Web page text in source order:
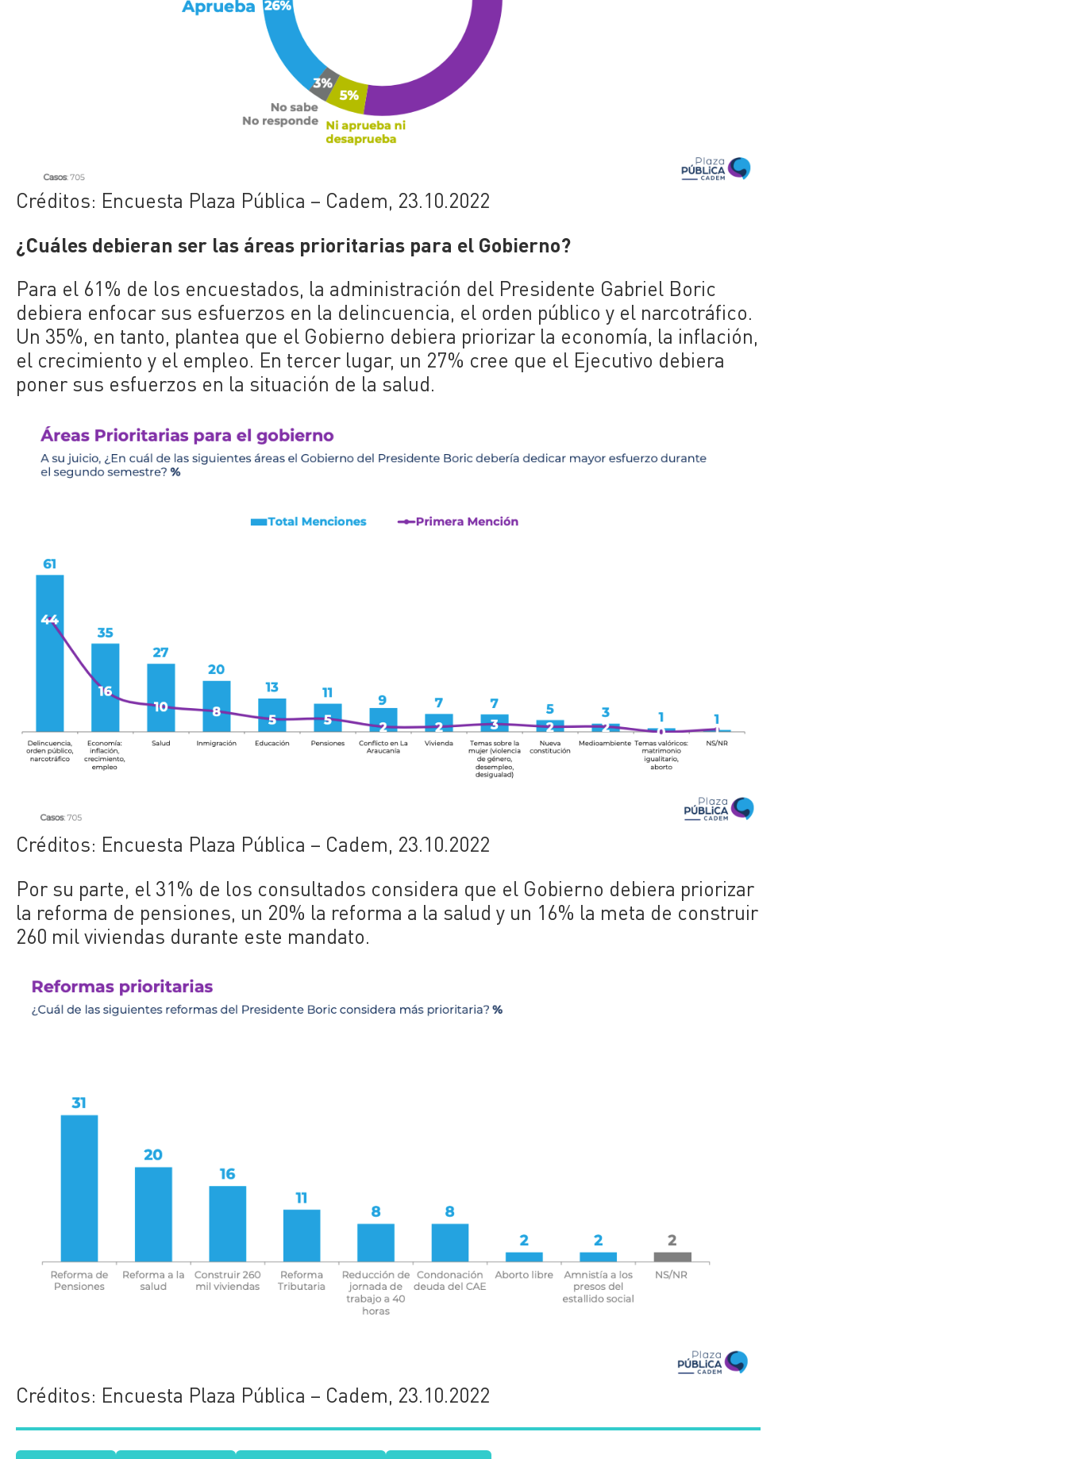
Créditos: Encuesta Plaza Pública – Cadem, 23.10.2022
¿Cuáles debieran ser las áreas prioritarias para el Gobierno?
Para el 61% de los encuestados, la administración del Presidente Gabriel Boric
debiera enfocar sus esfuerzos en la delincuencia, el orden público y el narcotráfico.
Un 35%, en tanto, plantea que el Gobierno debiera priorizar la economía, la inflación,
el crecimiento y el empleo. En tercer lugar, un 27% cree que el Ejecutivo debiera
poner sus esfuerzos en la situación de la salud.
Créditos: Encuesta Plaza Pública – Cadem, 23.10.2022
Por su parte, el 31% de los consultados considera que el Gobierno debiera priorizar
la reforma de pensiones, un 20% la reforma a la salud y un 16% la meta de construir
260 mil viviendas durante este mandato.
Créditos: Encuesta Plaza Pública – Cadem, 23.10.2022